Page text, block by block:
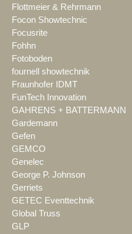
Flottmeier & Rehrmann
Focon Showtechnic
Focusrite
Fohhn
Fotoboden
fournell showtechnik
Fraunhofer IDMT
FunTech Innovation
GAHRENS + BATTERMANN
Gardemann
Gefen
GEMCO
Genelec
George P. Johnson
Gerriets
GETEC Eventtechnik
Global Truss
GLP